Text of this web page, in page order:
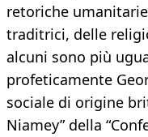
retoriche
traditrici, delle
alcuni sono più
profeticamente
sociale di origine
Niamey” della